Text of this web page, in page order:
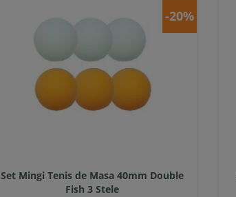
-20%
Set Mingi Tenis de Masa 40mm Double
Fish 3 Stele